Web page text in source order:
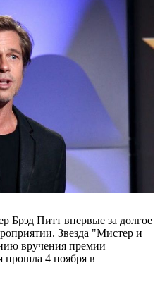
Брэд Питт впервые за долгое
Звезда "Мистер и
вручения премии
прошла 4 ноября в